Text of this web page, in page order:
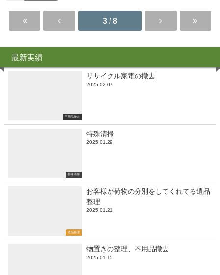
3 / 8
最新実績
不用品撤去
リサイクル家電の撤去
2025.02.07
特殊清掃
特殊清掃
2025.01.29
遺品整理
お客様が荷物の分別をしてくれてる遺品
整理
2025.01.21
物置きの整理、不用品撤去
2025.01.15